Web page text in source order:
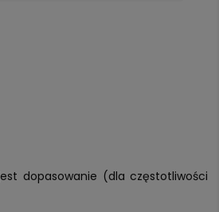
dopasowanie (dla częstotliwości